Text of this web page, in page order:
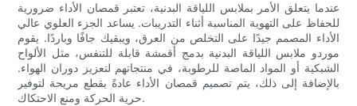
عندما يتعلق الأمر بملابس اللياقة البدنية، تعتبر قمصان الأداء ضرورية
للحفاظ على التهوية المناسبة أثناء التدريبات. يساعد الجزء العلوي عالي
الأداء المصمم جيدًا على التخلص من العرق، ويبقيك جافًا وباردًا. يقوم
موردو ملابس اللياقة البدنية بدمج أقمشة قابلة للتنفس، مثل الألواح
الشبكية أو المواد الماصة للرطوبة، في منتجاتهم لتعزيز دوران الهواء.
بالإضافة إلى ذلك، يتم تصميم قمصان الأداء عادةً بقطع مريحة لتوفير
حرية الحركة ومنع الاحتكاك.